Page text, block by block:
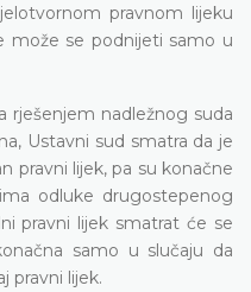
pravnom lijeku
može se podnijeti samo u
rješenjem nadležnog suda
Ustavni sud smatra da je
pravni lijek, pa su konačne
odluke drugostepenog
pravni lijek smatrat će se
samo u slučaju da
pravni lijek.